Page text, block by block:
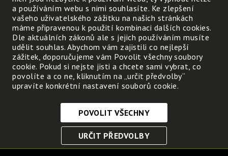
si na odměrné nádobě
značku pro objem 1 ml.
Kolik ml se vejde do
jednoho litru?
Říká se, že bakterie jsou
tím představuješ?
a používáním webu s nimi souhlasíte. Ke zlepšení
vašeho uživatelského zážitku na našich stránkách
máme připravenou k použití kombinaci dalších cookies.
Dle aktuálních zákonů ale s jejich používáním musíte
udělit souhlas. Abychom vám zajistili co nejlepší
zážitek, doporučujeme vám Povolit všechny soubory
cookie. Pokud si nejste jisti a chcete sami vybrat, co
povolíte a co ne, kliknutím na „určit předvolby“
upravíte konkrétní nastavení souborů cookie.
Nezbytně nutné cookies
Tyto soubory cookie jsou nezbytné, abyste se mohli
POVOLIT VŠECHNY
URČIT PŘEDVOLBY